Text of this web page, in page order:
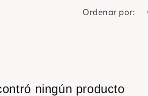
Ordenar por:
ningún producto